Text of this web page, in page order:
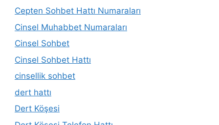
Cepten Sohbet Hattı Numaraları
Cinsel Muhabbet Numaraları
Cinsel Sohbet
Cinsel Sohbet Hattı
cinsellik sohbet
dert hattı
Dert Köşesi